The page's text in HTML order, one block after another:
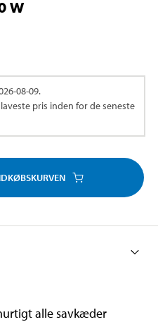
W
08-09.
pris inden for de seneste
alle savkæder